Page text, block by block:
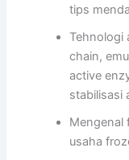
tips
Tehnologi
chain,
active
stabilisasi
Mengenal
usaha